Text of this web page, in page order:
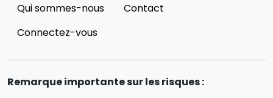
Qui sommes-nous
Contact
Connectez-vous
Remarque importante sur les risques :